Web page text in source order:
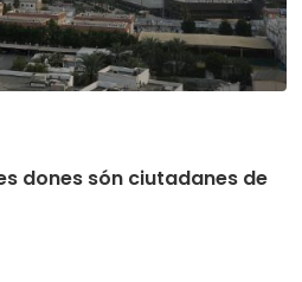
dones són ciutadanes de